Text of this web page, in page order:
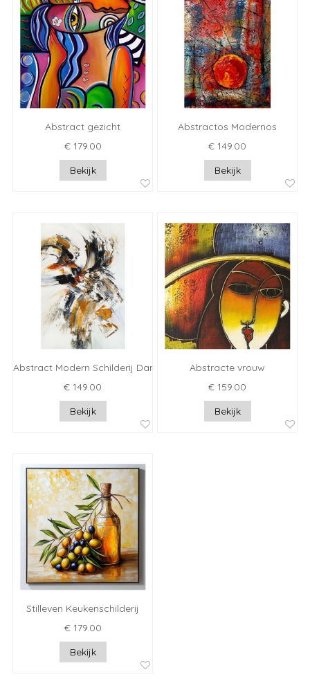
Abstract gezicht
€ 179.00
Bekijk
Abstractos Modernos
€ 149.00
Bekijk
Abstract Modern Schilderij Damocles
€ 149.00
Bekijk
Abstracte vrouw
€ 159.00
Bekijk
Stilleven Keukenschilderij
€ 179.00
Bekijk